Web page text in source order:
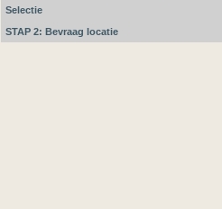
Selectie
STAP 2: Bevraag locatie